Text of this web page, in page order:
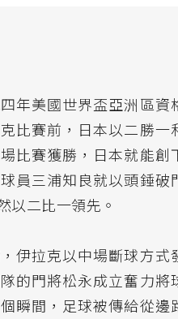
年美國世界盃亞洲區資
比賽前，日本以二勝
比賽獲勝，日本就能創
員三浦知良就以頭錘破
以二比一領先。
伊拉克以中場斷球方
的門將松永成立奮力將
瞬間，足球被傳給從邊